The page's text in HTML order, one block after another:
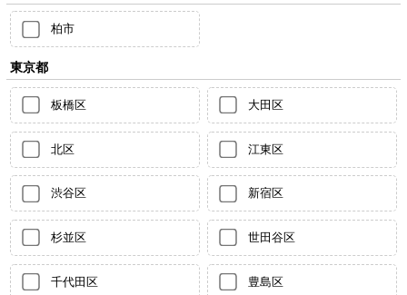
柏市
東京都
板橋区 大田区
北区 江東区
渋谷区 新宿区
杉並区 世田谷区
千代田区 豊島区